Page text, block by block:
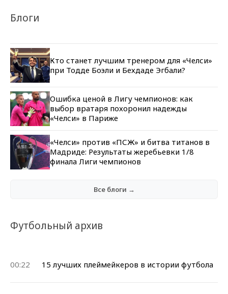
Блоги
Кто станет лучшим тренером для «Челси»
при Тодде Боэли и Бехдаде Эгбали?
Ошибка ценой в Лигу чемпионов: как
выбор вратаря похоронил надежды
«Челси» в Париже
«Челси» против «ПСЖ» и битва титанов в
Мадриде: Результаты жеребьевки 1/8
финала Лиги чемпионов
Все блоги →
Футбольный архив
00:22 15 лучших плеймейкеров в истории футбола